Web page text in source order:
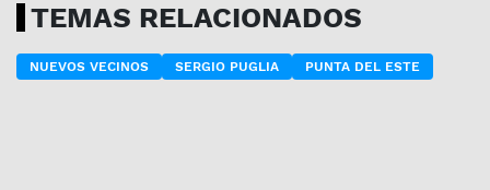
TEMAS RELACIONADOS
NUEVOS VECINOS SERGIO PUGLIA PUNTA DEL ESTE